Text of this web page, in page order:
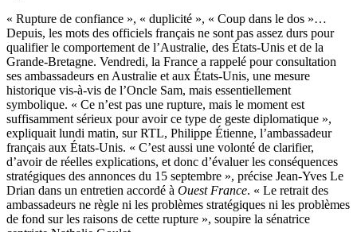
« Rupture de confiance », « duplicité », « Coup dans le dos »…
Depuis, les mots des officiels français ne sont pas assez durs pour
qualifier le comportement de l’Australie, des États-Unis et de la
Grande-Bretagne. Vendredi, la France a rappelé pour consultation
ses ambassadeurs en Australie et aux États-Unis, une mesure
historique vis-à-vis de l’Oncle Sam, mais essentiellement
symbolique. « Ce n’est pas une rupture, mais le moment est
suffisamment sérieux pour avoir ce type de geste diplomatique »,
expliquait lundi matin, surRTL, Philippe Étienne, l’ambassadeur
français aux États-Unis. « C’est aussi une volonté de clarifier,
d’avoir de réelles explications, et donc d’évaluer les conséquences
stratégiques des annonces du 15 septembre », précise Jean-Yves Le
Drian dans un entretien accordé à Ouest France. « Le retrait des
ambassadeurs ne règle ni les problèmes stratégiques ni les problèmes
de fond sur les raisons de cette rupture », soupire la sénatrice